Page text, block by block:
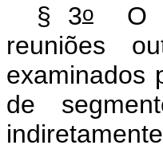
§ 3oO
reuniões
examinados
de